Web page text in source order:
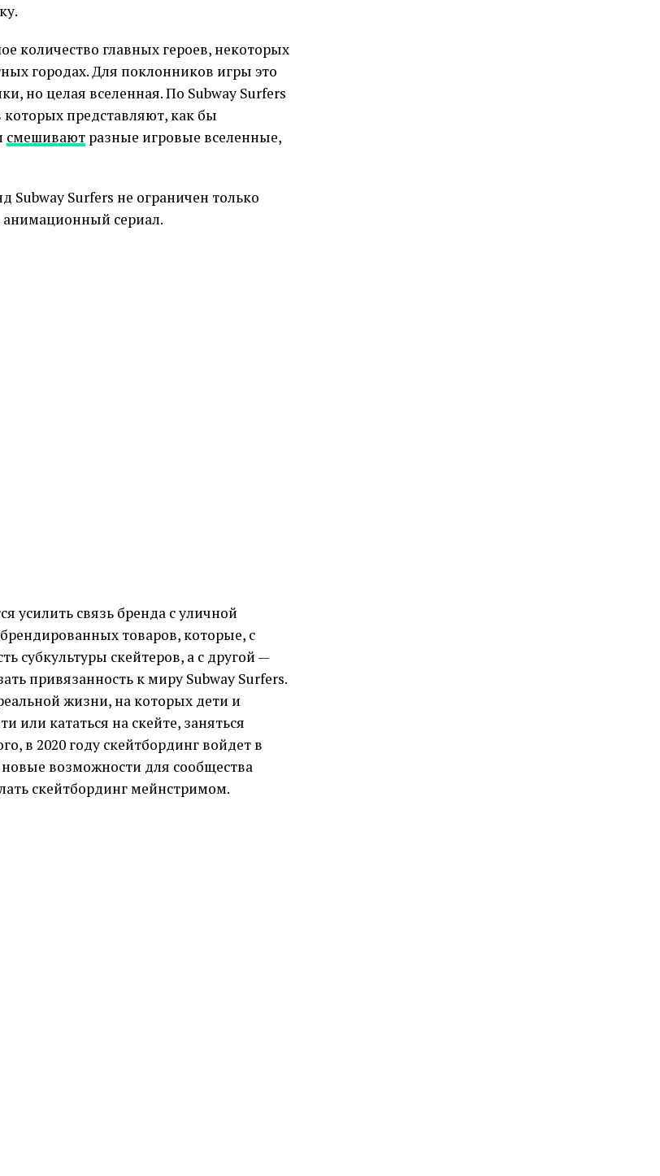
количество главных героев, некоторых
городах. Для поклонников игры это
но целая вселенная. По Subway Surfers
которых представляют, как бы
смешивают разные игровые вселенные,
Subway Surfers не ограничен только
анимационный сериал.
усилить связь бренда с уличной
товаров, которые, с
субкультуры скейтеров, а с другой —
привязанность к миру Subway Surfers.
жизни, на которых дети и
или кататься на скейте, заняться
в 2020 году скейтбординг войдет в
возможности для сообщества
скейтбординг мейнстримом.